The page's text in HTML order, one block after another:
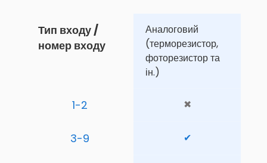
Тип входу /
номер входу
Аналоговий
(терморезистор,
фоторезистор та
ін.)
1-2 ✖
3-9 ✔